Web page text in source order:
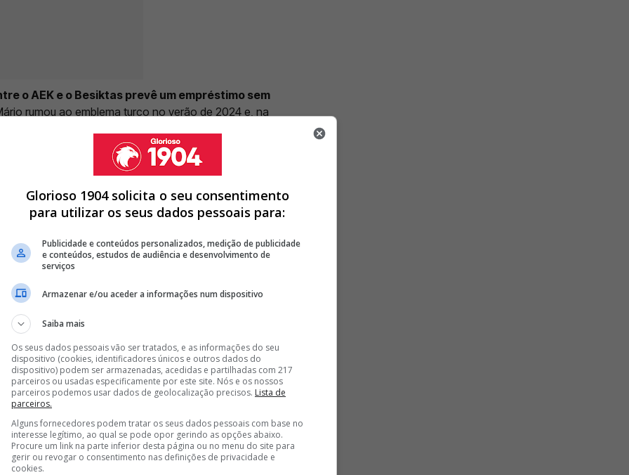
o AEK e o Besiktas prevê um empréstimo sem
rumou ao emblema turco no verão de 2024 e, na
deu boa conta de si, apontando sete golos e
LEVA GREGOS À LOUCURA COM GOLO QUE DECIDIU O
QUEM GARANTA QUE EX PORTO PODE ESTAR A CAMINHO DA
PELO BENFICA TEM NOVO DESAFIO NO HORIZONTE
< >
foi algo conturbada.Num jogo em casa, frente ao
Betclic, o antigo internacional português foi
nada satisfeito com essa situação, o que acabou
Glorioso 1904 solicita o seu consentimento
para utilizar os seus dados pessoais para:
Publicidade e conteúdos personalizados, medição de publicidade
e conteúdos, estudos de audiência e desenvolvimento de
serviços
Armazenar e/ou aceder a informações num dispositivo
Saiba mais
Os seus dados pessoais vão ser tratados, e as informações do seu
dispositivo (cookies, identificadores únicos e outros dados do
dispositivo) podem ser armazenadas, acedidas e partilhadas com 217
parceiros ou usadas especificamente por este site. Nós e os nossos
parceiros podemos usar dados de geolocalização precisos. Lista de
parceiros.
Alguns fornecedores podem tratar os seus dados pessoais com base no
interesse legítimo, ao qual se pode opor gerindo as opções abaixo.
Procure um link na parte inferior desta página ou no menu do site para
gerir ou revogar o consentimento nas definições de privacidade e
cookies.